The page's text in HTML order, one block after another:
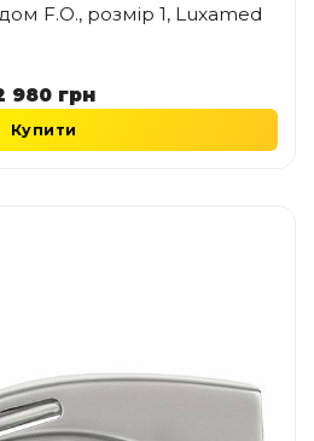
F.O., розмір 1, Luxamed
980 грн
Купити